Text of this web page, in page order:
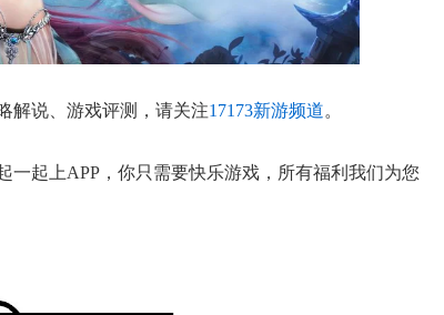
解说、游戏评测，请关注17173新游频道。
一起上APP，你只需要快乐游戏，所有福利我们为您